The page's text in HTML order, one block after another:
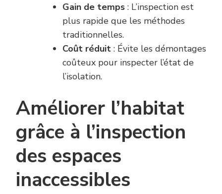
Gain de temps : L’inspection est
plus rapide que les méthodes
traditionnelles.
Coût réduit : Évite les démontages
coûteux pour inspecter l’état de
l’isolation.
Améliorer l’habitat
grâce à l’inspection
des espaces
inaccessibles